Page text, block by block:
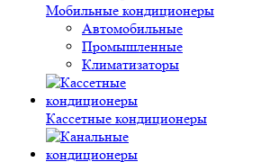
Мобильные кондиционеры
Автомобильные
Промышленные
Климатизаторы
Кассетные кондиционеры